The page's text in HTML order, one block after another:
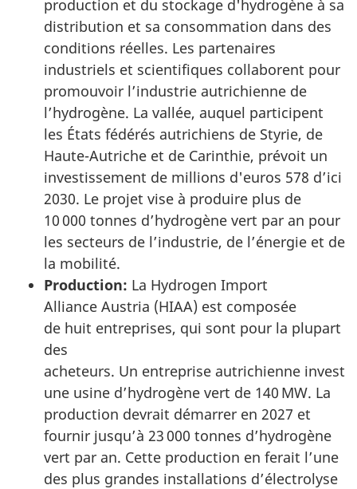
production et du stockage d'hydrogène à sa
distribution et sa consommation dans des
conditions réelles. Les partenaires
industriels et scientifiques collaborent pour
promouvoir l’industrie autrichienne de
l’hydrogène. La vallée, auquel participent
les États fédérés autrichiens de Styrie, de
Haute-Autriche et de Carinthie, prévoit un
investissement de millions d'euros 578 d’ici
2030. Le projet vise à produire plus de
10 000 tonnes d’hydrogène vert par an pour
les secteurs de l’industrie, de l’énergie et de
la mobilité.
Production: La Hydrogen Import
Alliance Austria (HIAA) est composée
de huit entreprises, qui sont pour la plupart
des
acheteurs. Un entreprise autrichienne
une usine d’hydrogène vert de 140 MW. La
production devrait démarrer en 2027 et
fournir jusqu’à 23 000 tonnes d’hydrogène
vert par an. Cette production en ferait l’une
des plus grandes installations d’électrolyse